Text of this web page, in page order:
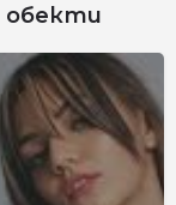
обекти